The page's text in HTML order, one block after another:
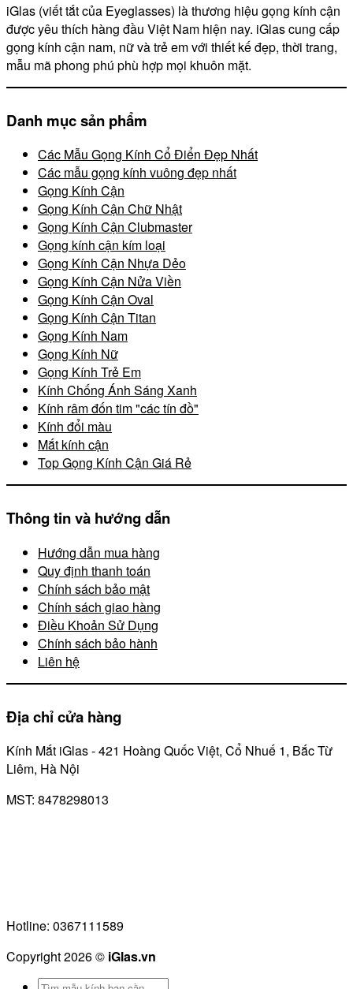
iGlas (viết tắt của Eyeglasses) là thương hiệu gọng kính cận
được yêu thích hàng đầu Việt Nam hiện nay. iGlas cung cấp
gọng kính cận nam, nữ và trẻ em với thiết kế đẹp, thời trang,
mẫu mã phong phú phù hợp mọi khuôn mặt.
Danh mục sản phẩm
Các Mẫu Gọng Kính Cổ Điển Đẹp Nhất
Các mẫu gọng kính vuông đẹp nhất
Gọng Kính Cận
Gọng Kính Cận Chữ Nhật
Gọng Kính Cận Clubmaster
Gọng kính cận kím loại
Gọng Kính Cận Nhựa Dẻo
Gọng Kính Cận Nửa Viền
Gọng Kính Cận Oval
Gọng Kính Cận Titan
Gọng Kính Nam
Gọng Kính Nữ
Gọng Kính Trẻ Em
Kính Chống Ánh Sáng Xanh
Kính râm đốn tim "các tín đồ"
Kính đổi màu
Mắt kính cận
Top Gọng Kính Cận Giá Rẻ
Thông tin và hướng dẫn
Hướng dẫn mua hàng
Quy định thanh toán
Chính sách bảo mật
Chính sách giao hàng
Điều Khoản Sử Dụng
Chính sách bảo hành
Liên hệ
Địa chỉ cửa hàng
Kính Mắt iGlas - 421 Hoàng Quốc Việt, Cổ Nhuế 1, Bắc Từ
Liêm, Hà Nội
MST: 8478298013
Hotline: 0367111589
Copyright 2026 © iGlas.vn